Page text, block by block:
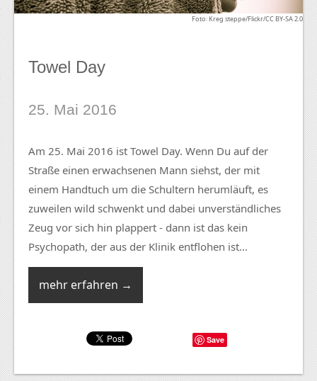
Foto: Kreg steppe/Flickr/CC BY-SA 2.0
Towel Day
25. Mai 2016
Am 25. Mai 2016 ist Towel Day. Wenn Du auf der
Straße einen erwachsenen Mann siehst, der mit
einem Handtuch um die Schultern herumläuft, es
zuweilen wild schwenkt und dabei unverständliches
Zeug vor sich hin plappert - dann ist das kein
Psychopath, der aus der Klinik entflohen ist...
mehr erfahren →
Save